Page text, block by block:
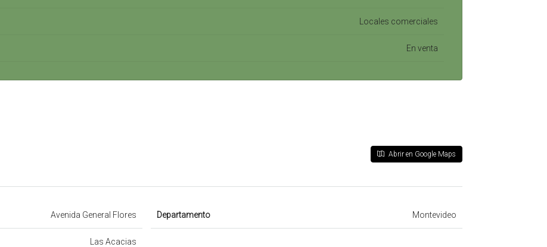
Locales comerciales
En venta
Abrir en Google Maps
Avenida General Flores
Las Acacias
Departamento Montevideo